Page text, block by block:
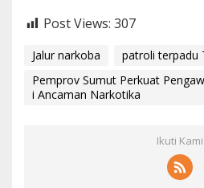
Post Views: 307
Jalur narkoba
patroli terpadu
Pemprov Sumut Perkuat
i Ancaman Narkotika
Ikuti Kami